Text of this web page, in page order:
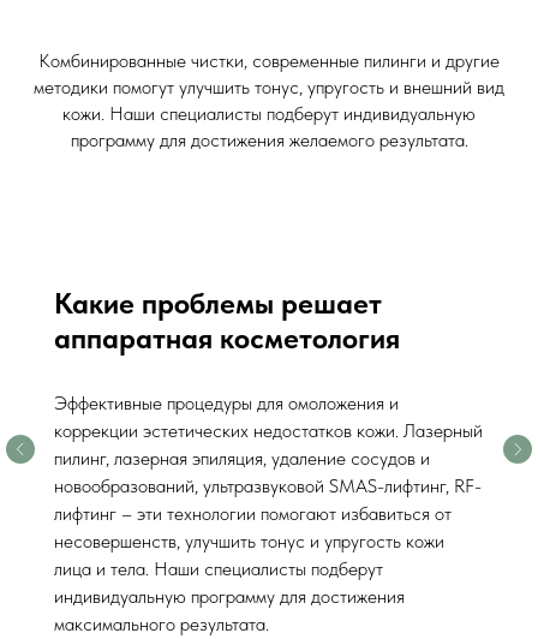
Комбинированные чистки, современные пилинги и другие
методики помогут улучшить тонус, упругость и внешний вид
кожи. Наши специалисты подберут индивидуальную
программу для достижения желаемого результата.
Какие проблемы решает
аппаратная косметология
Эффективные процедуры для омоложения и
коррекции эстетических недостатков кожи. Лазерный
пилинг, лазерная эпиляция, удаление сосудов и
новообразований, ультразвуковой SMAS-лифтинг, RF-
лифтинг – эти технологии помогают избавиться от
несовершенств, улучшить тонус и упругость кожи
лица и тела. Наши специалисты подберут
индивидуальную программу для достижения
максимального результата.